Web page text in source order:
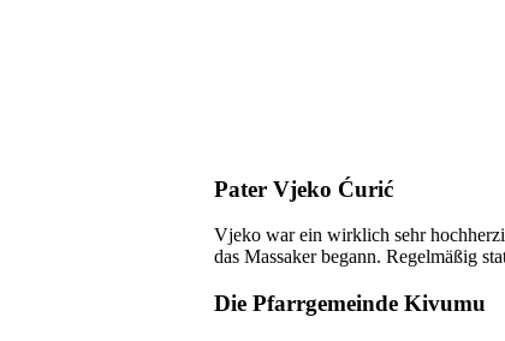
Pater Vjeko Ćurić
Vjeko war ein wirklich sehr
das Massaker begann. Regelmäßig
Die Pfarrgemeinde Kivumu